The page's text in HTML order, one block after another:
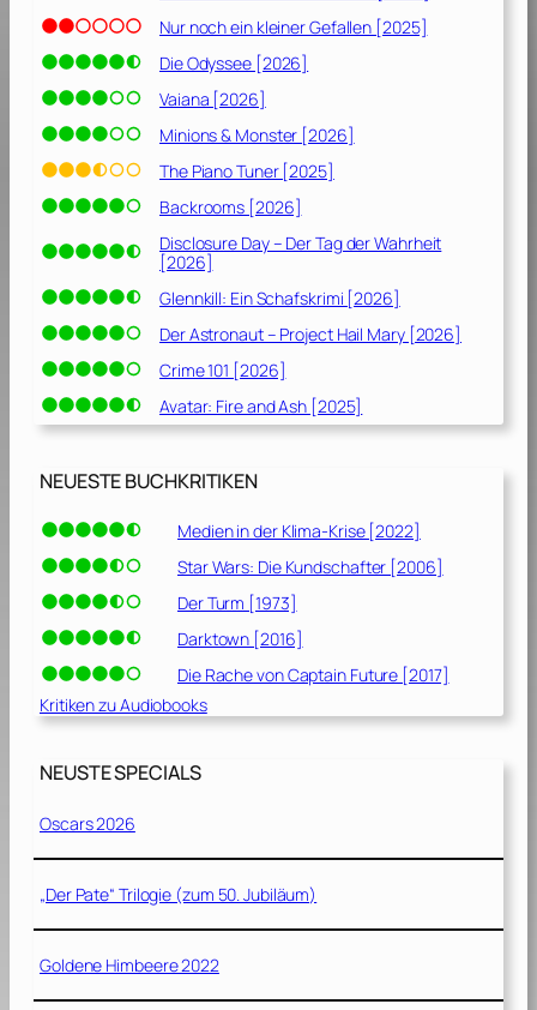
Nur noch ein kleiner Gefallen [2025]
Die Odyssee [2026]
Vaiana [2026]
Minions & Monster [2026]
The Piano Tuner [2025]
Backrooms [2026]
Disclosure Day – Der Tag der Wahrheit
[2026]
Glennkill: Ein Schafskrimi [2026]
Der Astronaut – Project Hail Mary [2026]
Crime 101 [2026]
Avatar: Fire and Ash [2025]
NEUESTE BUCHKRITIKEN
Medien in der Klima-Krise [2022]
Star Wars: Die Kundschafter [2006]
Der Turm [1973]
Darktown [2016]
Die Rache von Captain Future [2017]
Kritiken zu Audiobooks
NEUSTE SPECIALS
Oscars 2026
„Der Pate“ Trilogie (zum 50. Jubiläum)
Goldene Himbeere 2022